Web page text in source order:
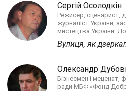
Сергій Осолодкін
Режисер, сценарист,
журналіст України,
мистецтва України.
Вулиця, як
Олександр
Бізнесмен і меценат,
ради МБФ «Фонд